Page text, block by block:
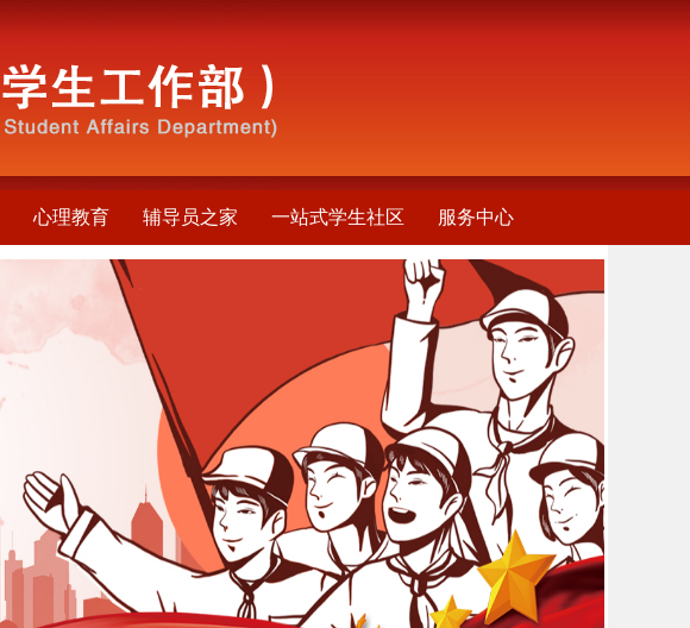
心理教育 辅导员之家 一站式学生社区 服务中心